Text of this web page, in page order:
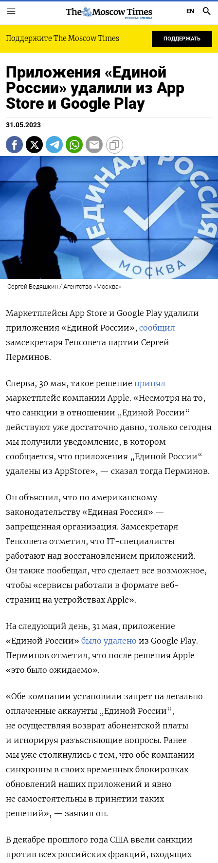
РУССКАЯ СЛУЖБА
EN
Поддержите The Moscow Times ПОДДЕРЖАТЬ
Приложения «Единой
России» удалили из App
Store и Google Play
31.05.2023
Сергей Ведяшкин / Агентство «Москва»
Маркетплейсы App Store и Google Play удалили
приложения «Единой России», сообщил
замсекретаря Генсовета партии Сергей
Перминов.
Сперва, 30 мая, такое решение принял
маркетплейс компании Apple. «Несмотря на то,
что санкции в отношении „Единой России“
действуют уже достаточно давно, только сегодня
мы получили уведомление, в котором
сообщается, что приложения „Единой России“
удалены из AppStore», — сказал тогда Перминов.
Он объяснил, что по американскому
законодательству «Единая Россия» —
запрещенная организация. Замсекретаря
Генсовета отметил, что IT-специалисты
работают над восстановлением приложений.
Он также пообещал, что сделает все возможное,
чтобы «сервисы работали в формате веб-
страниц на устройствах Apple».
На следующий день, 31 мая, приложение
«Единой России» было удалено из Google Play.
Перминов отметил, что после решения Apple
«это было ожидаемо».
«Обе компании установили запрет на легально
оплаченные аккаунты „Единой России“,
не осуществляя возврат абонентской платы
и игнорируя разъясняющие вопросы. Ранее
мы уже столкнулись с тем, что обе компании
синхронны в своих временных блокировках
обновлений наших приложений и явно
не самостоятельны в принятии таких
решений», — заявил он.
В декабре прошлого года США ввели санкции
против всех российских фракций, входящих